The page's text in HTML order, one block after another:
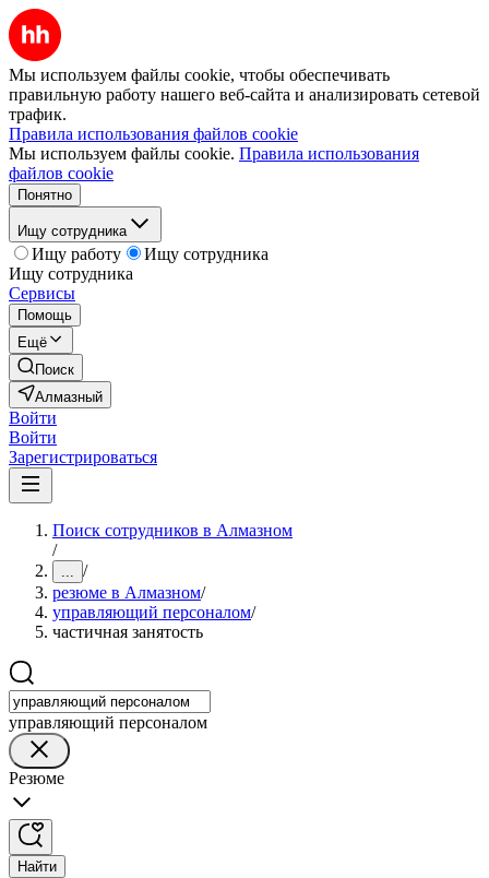
Мы используем файлы cookie, чтобы обеспечивать
правильную работу нашего веб-сайта и анализировать сетевой
трафик.
Правила использования файлов cookie
Мы используем файлы cookie. Правила использования
файлов cookie
Понятно
Ищу сотрудника
Ищу работу
Ищу сотрудника
Ищу сотрудника
Сервисы
Помощь
Ещё
Поиск
Алмазный
Войти
Войти
Зарегистрироваться
Поиск сотрудников в Алмазном
/
... /
резюме в Алмазном/
управляющий персоналом/
частичная занятость
управляющий персоналом
Резюме
Найти